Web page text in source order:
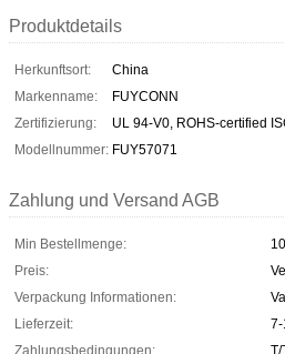
Produktdetails
Herkunftsort:
China
Markenname:
FUYCONN
Zertifizierung:
UL 94-V0, ROHS-certified
Modellnummer: FUY57071
Zahlung und Versand AGB
Min Bestellmenge:
Preis:
Verpackung Informationen:
Lieferzeit:
7-
Zahlungsbedingungen:
T/